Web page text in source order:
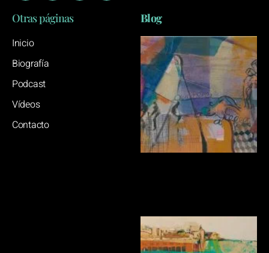
Otras páginas
Inicio
Biografía
Podcast
Vídeos
Contacto
Blog